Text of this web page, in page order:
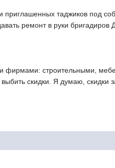
таджиков под
ремонт в руки бригадиров
фирмами: строительными,
скидки. Я думаю, скидки